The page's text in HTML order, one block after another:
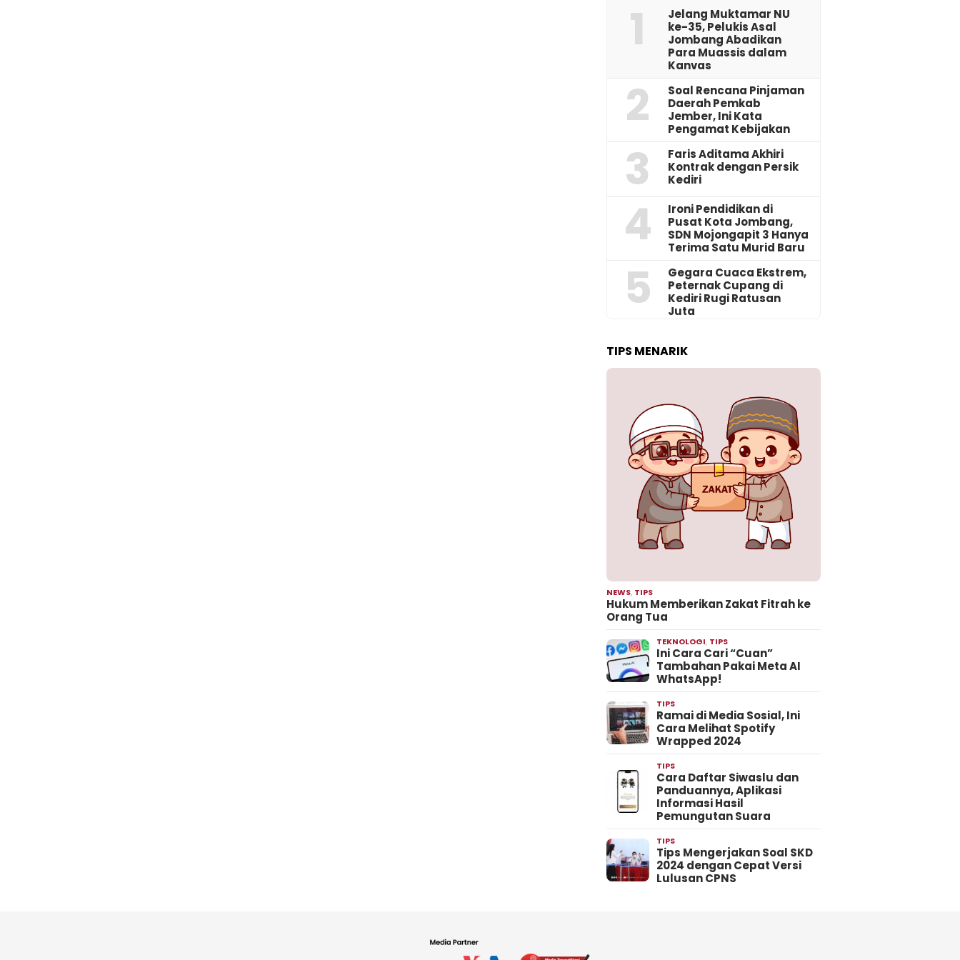
1
Jelang Muktamar NU
ke-35, Pelukis Asal
Jombang Abadikan
Para Muassis dalam
Kanvas
2
‎Soal Rencana Pinjaman
Daerah Pemkab
Jember, Ini Kata
Pengamat Kebijakan ‎
3
Faris Aditama Akhiri
Kontrak dengan Persik
Kediri
4
Ironi Pendidikan di
Pusat Kota Jombang,
SDN Mojongapit 3 Hanya
Terima Satu Murid Baru
5
‎Gegara Cuaca Ekstrem,
Peternak Cupang di
Kediri Rugi Ratusan
Juta
TIPS MENARIK
NEWS, TIPS
Hukum Memberikan Zakat Fitrah ke
Orang Tua
TEKNOLOGI, TIPS
Ini Cara Cari “Cuan”
Tambahan Pakai Meta AI
WhatsApp!
TIPS
Ramai di Media Sosial, Ini
Cara Melihat Spotify
Wrapped 2024
TIPS
Cara Daftar Siwaslu dan
Panduannya, Aplikasi
Informasi Hasil
Pemungutan Suara
TIPS
Tips Mengerjakan Soal SKD
2024 dengan Cepat Versi
Lulusan CPNS